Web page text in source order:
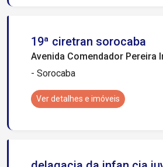
19ª ciretran sorocaba
Avenida Comendador Pereira
- Sorocaba
Ver detalhes e imóveis